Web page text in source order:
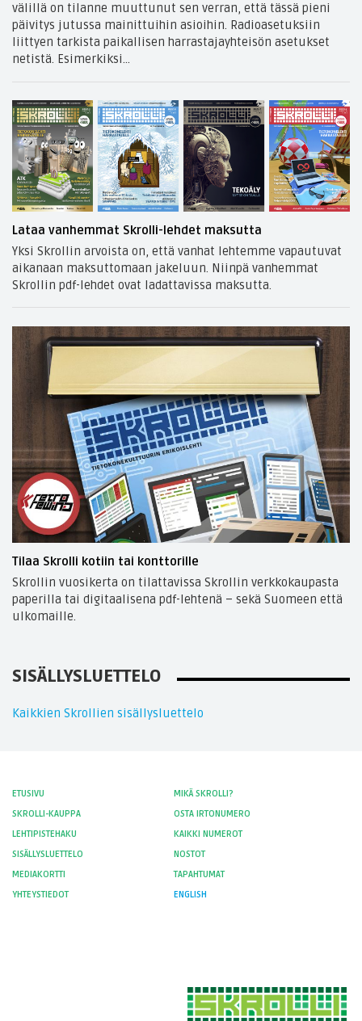
välillä on tilanne muuttunut sen verran, että tässä pieni
päivitys jutussa mainittuihin asioihin. Radioasetuksiin
liittyen tarkista paikallisen harrastajayhteisön asetukset
netistä. Esimerkiksi...
Lataa vanhemmat Skrolli-lehdet maksutta
Yksi Skrollin arvoista on, että vanhat lehtemme vapautuvat
aikanaan maksuttomaan jakeluun. Niinpä vanhemmat
Skrollin pdf-lehdet ovat ladattavissa maksutta.
Tilaa Skrolli kotiin tai konttorille
Skrollin vuosikerta on tilattavissa Skrollin verkkokaupasta
paperilla tai digitaalisena pdf-lehtenä – sekä Suomeen että
ulkomaille.
SISÄLLYSLUETTELO
Kaikkien Skrollien sisällysluettelo
ETUSIVU
MIKÄ SKROLLI?
SKROLLI-KAUPPA
OSTA IRTONUMERO
LEHTIPISTEHAKU
KAIKKI NUMEROT
SISÄLLYSLUETTELO
NOSTOT
MEDIAKORTTI
TAPAHTUMAT
YHTEYSTIEDOT
ENGLISH